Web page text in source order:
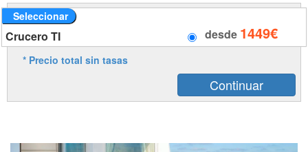
Seleccionar
Crucero TI desde 1449€
* Precio total sin tasas